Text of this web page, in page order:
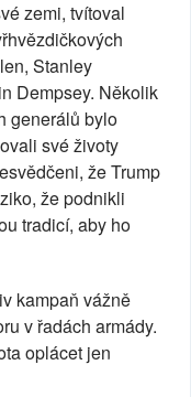
zemi, tvítoval
Stanley
Dempsey. Několik
generálů bylo
své životy
že Trump
že podnikli
tradicí, aby ho
kampaň vážně
v řadách armády.
oplácet jen